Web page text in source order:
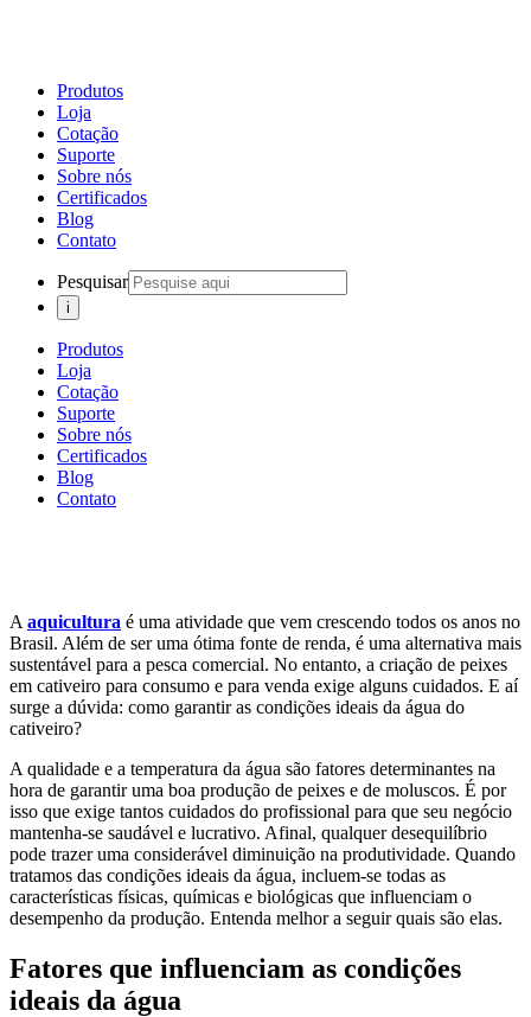
Produtos
Loja
Cotação
Suporte
Sobre nós
Certificados
Blog
Contato
Pesquisar
Produtos
Loja
Cotação
Suporte
Sobre nós
Certificados
Blog
Contato
A aquicultura é uma atividade que vem crescendo todos os anos no
Brasil. Além de ser uma ótima fonte de renda, é uma alternativa mais
sustentável para a pesca comercial. No entanto, a criação de peixes
em cativeiro para consumo e para venda exige alguns cuidados. E aí
surge a dúvida: como garantir as condições ideais da água do
cativeiro?
A qualidade e a temperatura da água são fatores determinantes na
hora de garantir uma boa produção de peixes e de moluscos. É por
isso que exige tantos cuidados do profissional para que seu negócio
mantenha-se saudável e lucrativo. Afinal, qualquer desequilíbrio
pode trazer uma considerável diminuição na produtividade. Quando
tratamos das condições ideais da água, incluem-se todas as
características físicas, químicas e biológicas que influenciam o
desempenho da produção. Entenda melhor a seguir quais são elas.
Fatores que influenciam as condições
ideais da água